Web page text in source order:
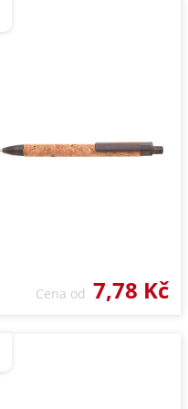
Cena od 7,78 Kč